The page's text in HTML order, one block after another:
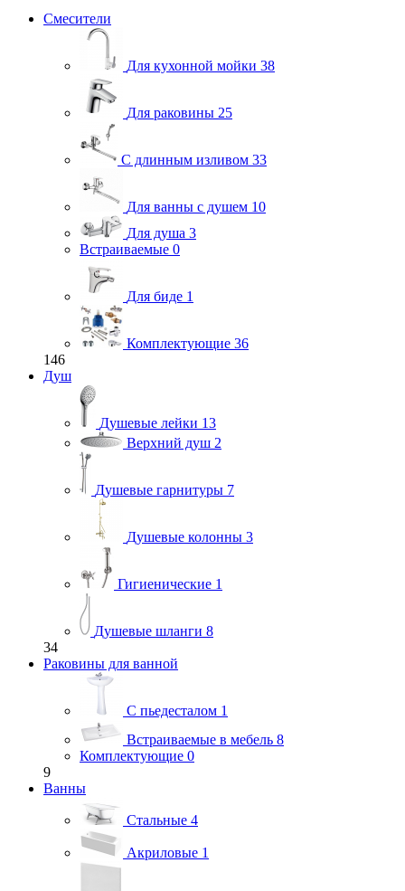
Смесители
Для кухонной мойки 38
Для раковины 25
С длинным изливом 33
Для ванны с душем 10
Для душа 3
Встраиваемые 0
Для биде 1
Комплектующие 36
146
Душ
Душевые лейки 13
Верхний душ 2
Душевые гарнитуры 7
Душевые колонны 3
Гигиенические 1
Душевые шланги 8
34
Раковины для ванной
С пьедесталом 1
Встраиваемые в мебель 8
Комплектующие 0
9
Ванны
Стальные 4
Акриловые 1